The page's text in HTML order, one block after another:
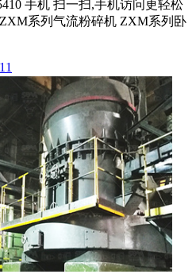
手机 扫一扫,手机访问更轻松
系列气流粉碎机 ZXM系列卧